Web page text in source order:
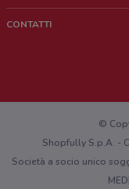
Lavora con noi
Richieste commerciali e
CONTATTI
Hai un malfunzionamento
©
Shopfully S.p.A. -
Società a socio unico